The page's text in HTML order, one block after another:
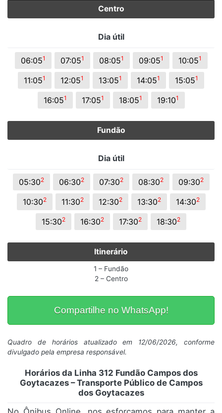
Centro
Dia útil
06:051 07:051 08:051 09:051 10:051
11:051 12:051 13:051 14:051 15:051
16:051 17:051 18:051 19:101
Fundão
Dia útil
05:302 06:302 07:302 08:302 09:302
10:302 11:302 12:302 13:302 14:302
15:302 16:302 17:302 18:302
Itinerário
1 – Fundão
2 – Centro
Compartilhe no WhatsApp!
Quadro de horários atualizado em 12/06/2026, conforme
divulgado pela empresa responsável.
Horários da Linha 312 Fundão Campos dos
Goytacazes – Transporte Público de Campos
dos Goytacazes